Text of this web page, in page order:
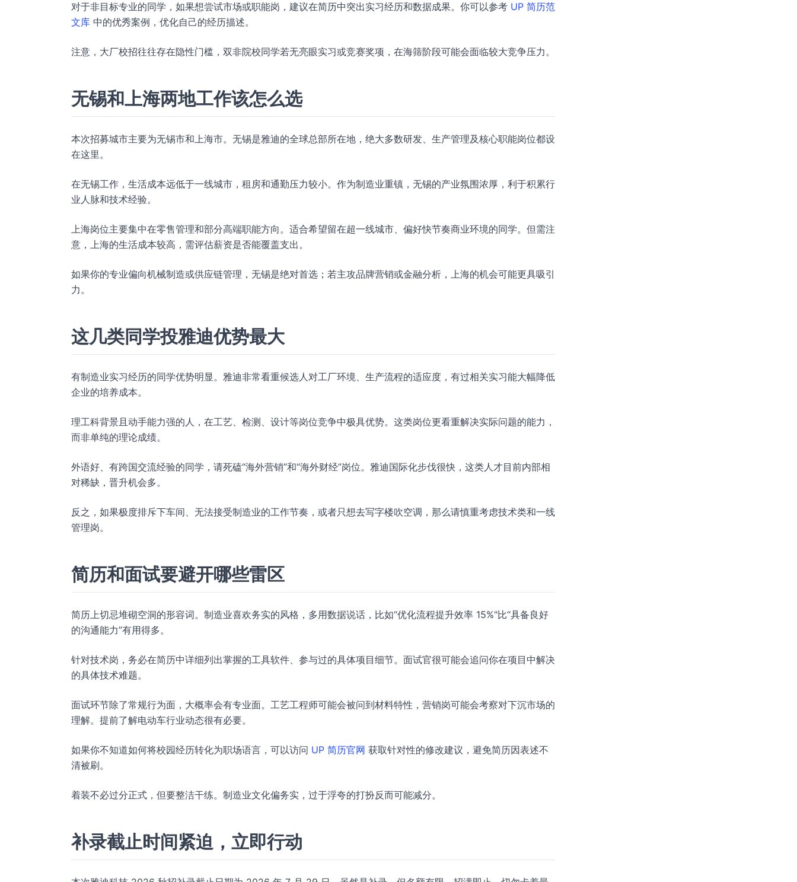
对于非目标专业的同学，如果想尝试市场或职能岗，建议在简历中突出实习经历和数据成果。你可以参考 UP 简历范
文库 中的优秀案例，优化自己的经历描述。
注意，大厂校招往往存在隐性门槛，双非院校同学若无亮眼实习或竞赛奖项，在海筛阶段可能会面临较大竞争压力。
无锡和上海两地工作该怎么选
本次招募城市主要为无锡市和上海市。无锡是雅迪的全球总部所在地，绝大多数研发、生产管理及核心职能岗位都设
在这里。
在无锡工作，生活成本远低于一线城市，租房和通勤压力较小。作为制造业重镇，无锡的产业氛围浓厚，利于积累行
业人脉和技术经验。
上海岗位主要集中在零售管理和部分高端职能方向。适合希望留在超一线城市、偏好快节奏商业环境的同学。但需注
意，上海的生活成本较高，需评估薪资是否能覆盖支出。
如果你的专业偏向机械制造或供应链管理，无锡是绝对首选；若主攻品牌营销或金融分析，上海的机会可能更具吸引
力。
这几类同学投雅迪优势最大
有制造业实习经历的同学优势明显。雅迪非常看重候选人对工厂环境、生产流程的适应度，有过相关实习能大幅降低
企业的培养成本。
理工科背景且动手能力强的人，在工艺、检测、设计等岗位竞争中极具优势。这类岗位更看重解决实际问题的能力，
而非单纯的理论成绩。
外语好、有跨国交流经验的同学，请死磕“海外营销”和“海外财经”岗位。雅迪国际化步伐很快，这类人才目前内部相
对稀缺，晋升机会多。
反之，如果极度排斥下车间、无法接受制造业的工作节奏，或者只想去写字楼吹空调，那么请慎重考虑技术类和一线
管理岗。
简历和面试要避开哪些雷区
简历上切忌堆砌空洞的形容词。制造业喜欢务实的风格，多用数据说话，比如“优化流程提升效率 15%"比“具备良好
的沟通能力”有用得多。
针对技术岗，务必在简历中详细列出掌握的工具软件、参与过的具体项目细节。面试官很可能会追问你在项目中解决
的具体技术难题。
面试环节除了常规行为面，大概率会有专业面。工艺工程师可能会被问到材料特性，营销岗可能会考察对下沉市场的
理解。提前了解电动车行业动态很有必要。
如果你不知道如何将校园经历转化为职场语言，可以访问 UP 简历官网 获取针对性的修改建议，避免简历因表述不
清被刷。
着装不必过分正式，但要整洁干练。制造业文化偏务实，过于浮夸的打扮反而可能减分。
补录截止时间紧迫，立即行动